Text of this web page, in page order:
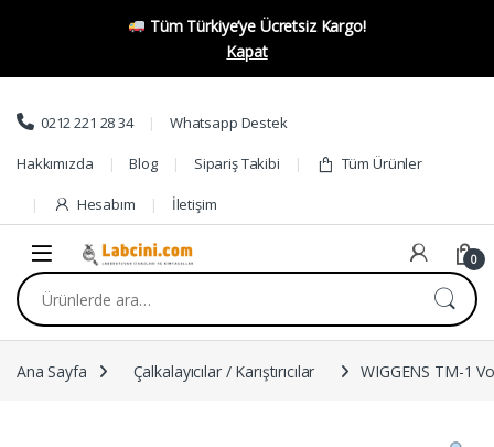
Tüm Türkiye’ye Ücretsiz Kargo!
Kapat
Skip to navigation
Skip to content
0212 221 28 34 Whatsapp Destek
Hakkımızda Blog Sipariş Takibi Tüm Ürünler
Hesabım İletişim
0
Ara:
Ana Sayfa Çalkalayıcılar / Karıştırıcılar WIGGENS TM-1